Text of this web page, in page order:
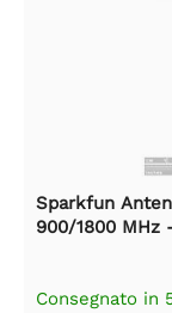
Sparkfun
900/1800 MHz
Consegnato in